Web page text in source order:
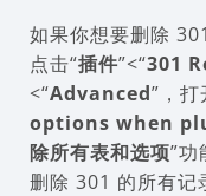
如果你想要删除
点击“插件”<“301
<“Advanced”，打
options when
除所有表和选项”
删除 301 的所有记